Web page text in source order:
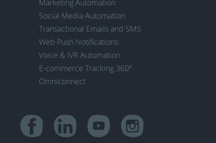
Marketing Automation
Social Media Automation
Transactional Emails and SMS
Web Push Notifications
Voice & IVR Automation
E-commerce Tracking 360º
Omniconnect